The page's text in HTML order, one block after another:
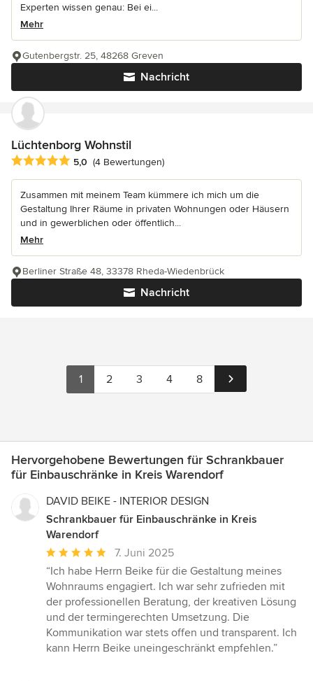
Experten wissen genau: Bei ei...
Mehr
Nachricht
Gutenbergstr. 25, 48268 Greven
Lüchtenborg Wohnstil
Durchschnittliche Bewertung: 5 von 5 Sternen
5,0 (4 Bewertungen)
Zusammen mit meinem Team kümmere ich mich um die
Gestaltung Ihrer Räume in privaten Wohnungen oder Häusern
und in gewerblichen oder öffentlich...
Mehr
Nachricht
Berliner Straße 48, 33378 Rheda-Wiedenbrück
1 2 3 4 8
Hervorgehobene Bewertungen für Schrankbauer
für Einbauschränke in Kreis Warendorf
DAVID BEIKE - INTERIOR DESIGN
Schrankbauer für Einbauschränke in Kreis
Warendorf
Durchschnittliche
Bewertung:
5
von
5
Sternen
7. Juni 2025
“Ich habe Herrn Beike für die Gestaltung meines
Wohnraums engagiert. Ich war sehr zufrieden mit
der professionellen Beratung, der kreativen Lösung
und der termingerechten Umsetzung. Die
Kommunikation war stets offen und transparent. Ich
kann Herrn Beike uneingeschränkt empfehlen.”